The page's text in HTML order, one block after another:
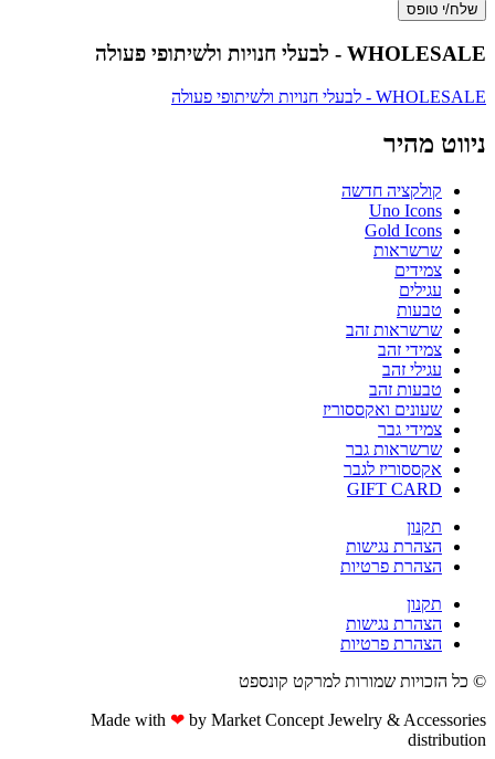
שלח/י טופס
WHOLESALE - לבעלי חנויות ולשיתופי פעולה
WHOLESALE - לבעלי חנויות ולשיתופי פעולה
ניווט מהיר
קולקציה חדשה
Uno Icons
Gold Icons
שרשראות
צמידים
עגילים
טבעות
שרשראות זהב
צמידי זהב
עגילי זהב
טבעות זהב
שעונים ואקססוריז
צמידי גבר
שרשראות גבר
אקססוריז לגבר
GIFT CARD
תקנון
הצהרת נגישות
הצהרת פרטיות
תקנון
הצהרת נגישות
הצהרת פרטיות
© כל הזכויות שמורות למרקט קונספט
Made with ❤ by Market Concept Jewelry & Accessories
distribution